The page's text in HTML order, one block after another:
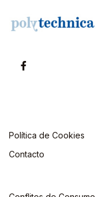
Política de Cookies
Contacto